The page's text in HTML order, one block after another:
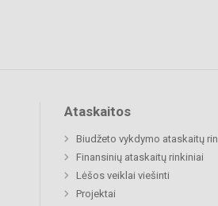
Ataskaitos
Biudžeto vykdymo ataskaitų
Finansinių ataskaitų rinkiniai
Lėšos veiklai viešinti
Projektai